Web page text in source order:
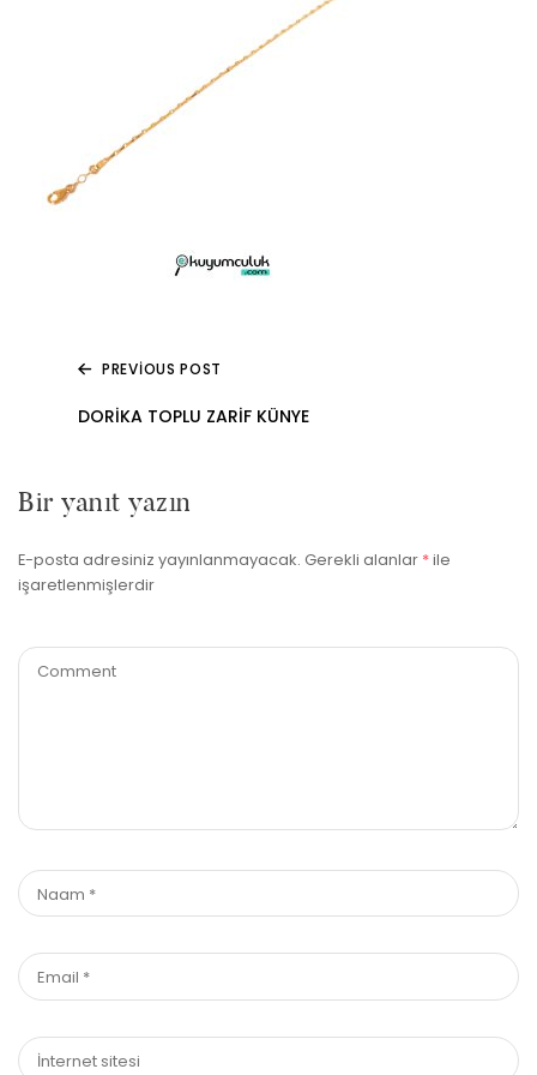
PREVIOUS POST
DORIKA TOPLU ZARIF KÜNYE
Bir yanıt yazın
E-posta adresiniz yayınlanmayacak. Gerekli alanlar *ile
işaretlenmişlerdir